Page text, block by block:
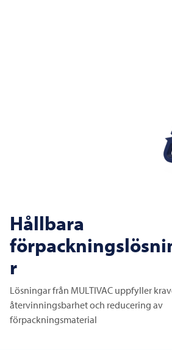
Hållbara
r
Lösningar från MULTIVAC uppfyller
återvinningsbarhet och reducering av
förpackningsmaterial